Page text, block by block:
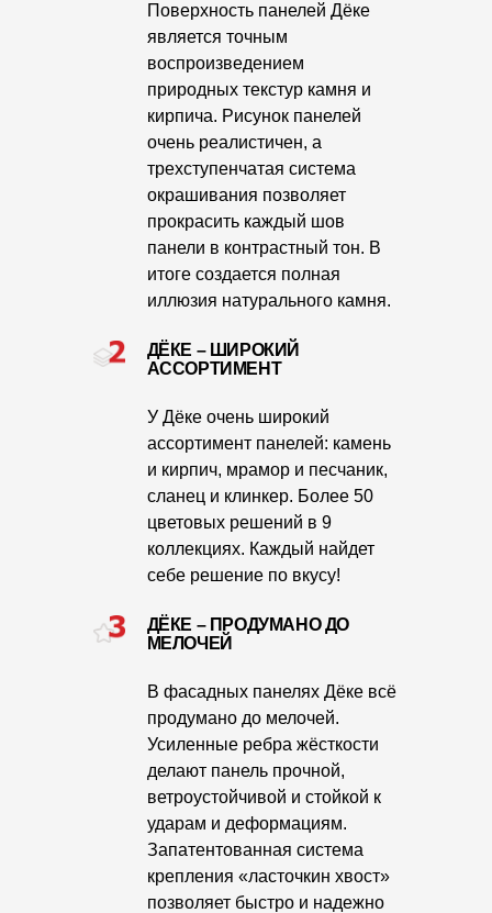
Комплектующие для фасадов
Пленки и мембраны
Однослойная черепица
Ламинированная черепица
Комплектующие к кровле
Кровельная вентиляция
Водостоки
Металлические водосточные системы
Чердачные лестницы
Документация
Инструкции по монтажу
Рекламные материалы
Поверхность панелей Дёке
является точным
воспроизведением
природных текстур камня и
кирпича. Рисунок панелей
очень реалистичен, а
трехступенчатая система
окрашивания позволяет
прокрасить каждый шов
панели в контрастный тон. В
итоге создается полная
иллюзия натурального камня.
ДЁКЕ – ШИРОКИЙ
АССОРТИМЕНТ
У Дёке очень широкий
ассортимент панелей: камень
и кирпич, мрамор и песчаник,
сланец и клинкер. Более 50
цветовых решений в 9
коллекциях. Каждый найдет
себе решение по вкусу!
ДЁКЕ – ПРОДУМАНО ДО
МЕЛОЧЕЙ
В фасадных панелях Дёке всё
продумано до мелочей.
Усиленные ребра жёсткости
делают панель прочной,
ветроустойчивой и стойкой к
ударам и деформациям.
Запатентованная система
крепления «ласточкин хвост»
позволяет быстро и надежно